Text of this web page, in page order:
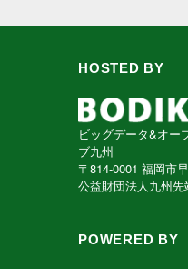
HOSTED BY
ビッグデータ&オー
ブ九州
〒814-0001 福岡市
公益財団法人九州
POWERED BY